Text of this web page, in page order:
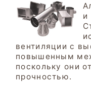
и
вентиляции с
повышенным
поскольку они
прочностью.